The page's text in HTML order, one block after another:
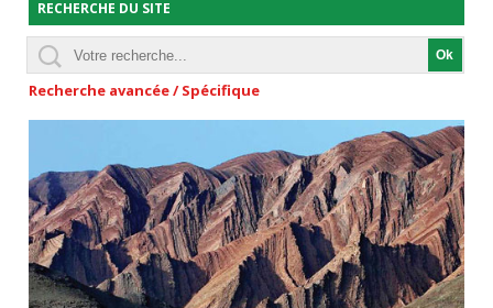
RECHERCHE DU SITE
Recherche avancée / Spécifique